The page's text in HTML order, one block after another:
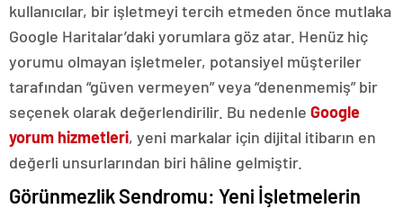
kullanıcılar, bir işletmeyi tercih etmeden önce mutlaka
Google Haritalar’daki yorumlara göz atar. Henüz hiç
yorumu olmayan işletmeler, potansiyel müşteriler
tarafından “güven vermeyen” veya “denenmemiş” bir
seçenek olarak değerlendirilir. Bu nedenle Google
yorum hizmetleri, yeni markalar için dijital itibarın en
değerli unsurlarından biri hâline gelmiştir.
Görünmezlik Sendromu: Yeni İşletmelerin